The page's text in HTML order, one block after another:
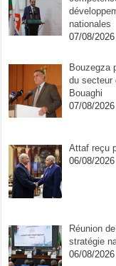
nationales
07/08/2026
Bouzegza
du secteur
Bouaghi
07/08/2026
Attaf reçu
06/08/2026
Réunion
stratégie
06/08/2026